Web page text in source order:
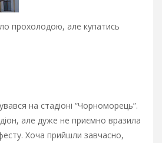
прохолодою, але купатись
на стадіоні “Чорноморець”.
але дуже не приємно вразила
Хоча прийшли завчасно,